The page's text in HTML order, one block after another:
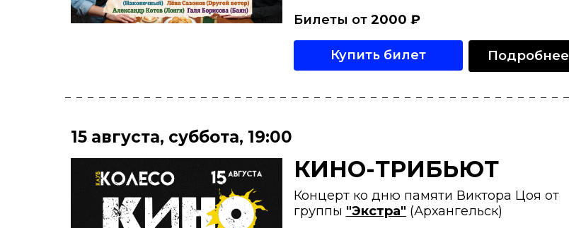
Билеты от 2000 ₽
Купить билет Подробнее
15 августа, суббота, 19:00
КИНО-ТРИБЬЮТ
Концерт ко дню памяти Виктора Цоя от
группы "Экстра" (Архангельск)